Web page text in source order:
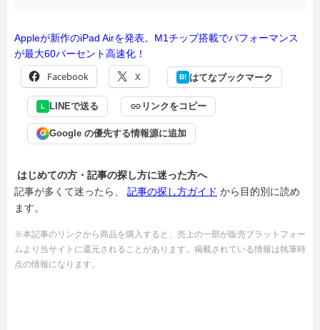
Appleが新作のiPad Airを発表。M1チップ搭載でパフォーマンス
が最大60パーセント高速化！
Facebook X B! はてなブックマーク
L LINEで送る リンクをコピー
G Google の優先する情報源に追加
はじめての方・記事の探し方に迷った方へ
記事が多くて迷ったら、 記事の探し方ガイド から目的別に読め
ます。
※本記事のリンクから商品を購入すると、売上の一部が販売プラットフォー
ムより当サイトに還元されることがあります。掲載されている情報は執筆時
点の情報になります。